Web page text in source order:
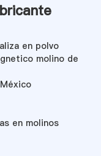
en polvo
molino de
en molinos